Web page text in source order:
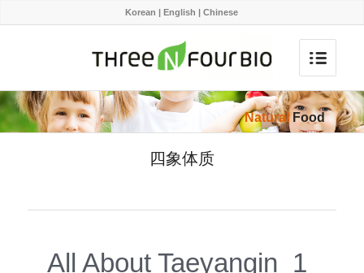
Korean |English |Chinese
NaturalFood
四象体质
All About Taeyangin_1